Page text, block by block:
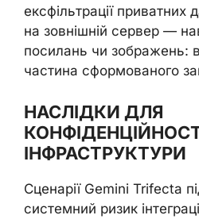
ексфільтрації приватних
на зовнішній сервер —
посилань чи зображень:
частина сформованого
НАСЛІДКИ ДЛЯ
ІНФРАСТРУКТУРИ
Сценарії Gemini Trifecta
системний ризик